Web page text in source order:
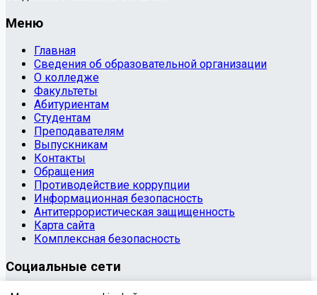
Меню
Главная
Сведения об образовательной организации
О колледже
Факультеты
Абитуриентам
Студентам
Преподавателям
Выпускникам
Контакты
Обращения
Противодействие коррупции
Информационная безопасность
Антитеррористическая защищенность
Карта сайта
Комплексная безопасность
Социальные сети